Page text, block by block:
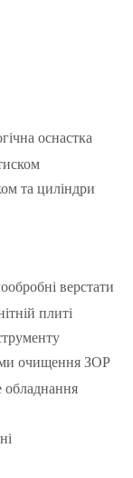
оснастка
та циліндри
верстати
плиті
очищення ЗОР
обладнання